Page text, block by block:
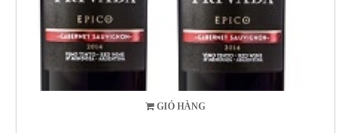
GIỎ HÀNG